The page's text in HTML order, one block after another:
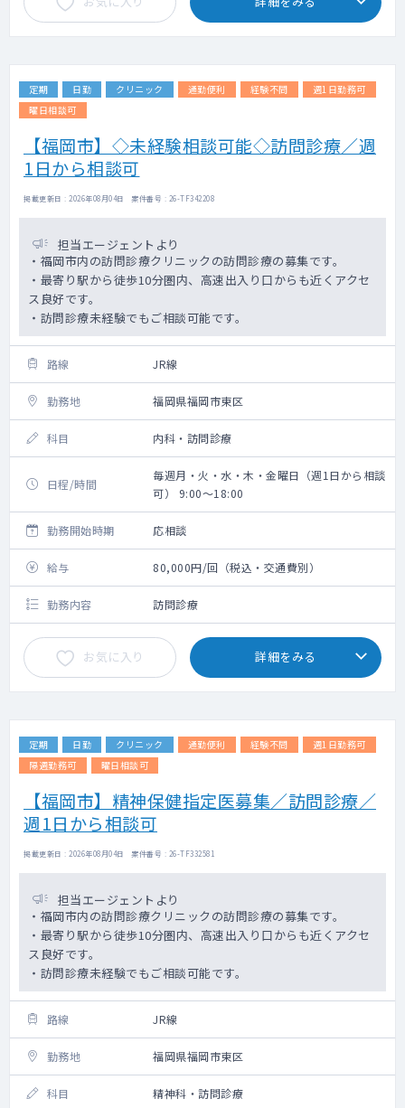
定期 日勤 クリニック 通勤便利 経験不問
週1日勤務可
曜日相談可
【福岡市】◇未経験相談可能◇訪問診療／週
1日から相談可
掲載更新日 : 2026年08月04日 案件番号 : 26-TF342208
担当エージェントより
・福岡市内の訪問診療クリニックの訪問診療の募集です。
・最寄り駅から徒歩10分圏内、高速出入り口からも近くアクセ
ス良好です。
・訪問診療未経験でもご相談可能です。
路線 JR線
勤務地 福岡県福岡市東区
科目 内科・訪問診療
日程/時間
毎週月・火・水・木・金曜日（週1日から相談
可） 9:00～18:00
勤務開始時期 応相談
給与 80,000円/回（税込・交通費別）
勤務内容 訪問診療
お気に入り 詳細をみる
定期 日勤 クリニック 通勤便利 経験不問
週1日勤務可
隔週勤務可
曜日相談可
【福岡市】精神保健指定医募集／訪問診療／
週1日から相談可
掲載更新日 : 2026年08月04日 案件番号 : 26-TF332581
担当エージェントより
・福岡市内の訪問診療クリニックの訪問診療の募集です。
・最寄り駅から徒歩10分圏内、高速出入り口からも近くアクセ
ス良好です。
・訪問診療未経験でもご相談可能です。
路線 JR線
勤務地 福岡県福岡市東区
科目 精神科・訪問診療